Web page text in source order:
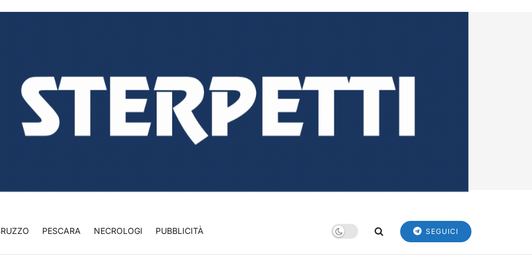
PESCARA NECROLOGI PUBBLICITÀ SEGUICI